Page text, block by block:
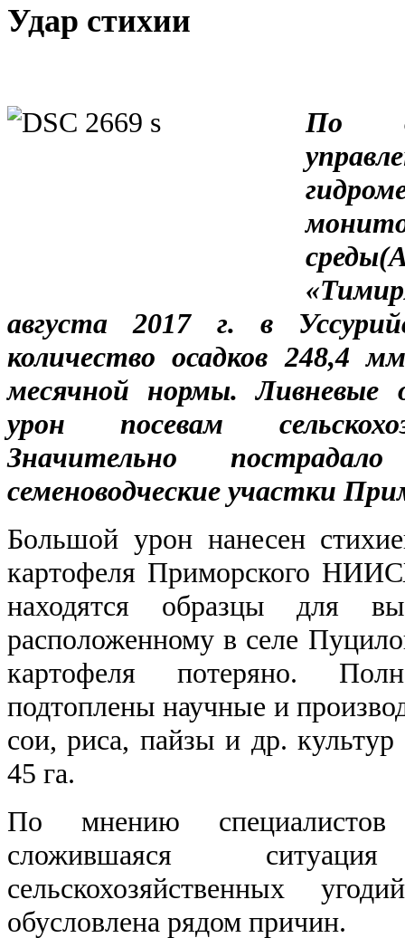
Удар стихии
По
августа 2017 г. в
количество осадков 248,4
месячной нормы. Ливневые
урон посевам
Значительно
семеноводческие участки
Большой урон нанесен
картофеля Приморского
находятся образцы для
расположенному в селе
картофеля потеряно.
подтоплены научные и
сои, риса, пайзы и др.
45 га.
По мнению
сложившаяся
сельскохозяйственных
обусловлена рядом причин.